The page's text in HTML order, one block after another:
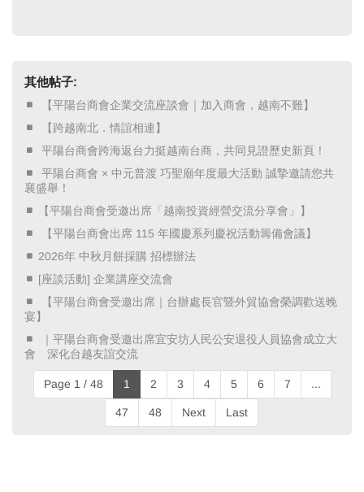
其他帖子:
​ 【平陽台商會企業交流座談會｜加入商會，越南不難】 ​
​ 【跨越南北．情誼相連】 ​
​ 平陽台商會跨海返台力挺越南台商，共同見證歷史新頁！ ​
​ 平陽台商會 × 中元普渡 巧聖廟年度最大活動 誠摯邀請您共
襄盛舉！ ​
【平陽台商會受邀出席「越南投資經營交流分享會」】
​ 【平陽台商會出席 115 年國慶系列慶祝活動籌備會議】 ​
2026年 中秋月餅採購 招標辦法
[座談活動] 企業講座交流會
​ 【平陽台商會受邀出席｜台辦處長官暨外貿協會榮調歡送晚
宴】 ​
​ ｜平陽台商會受邀出席宜安坊人民公安退役人員協會成立大
會 深化台越友誼交流 ​
Page 1 / 48 1 2 3 4 5 6 7 ...
47 48 Next Last